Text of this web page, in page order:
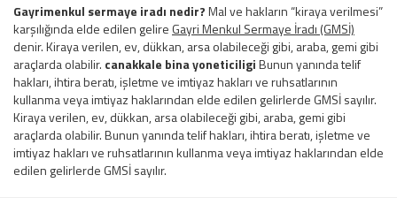
Gayrimenkul sermaye iradı nedir?Mal ve hakların “kiraya verilmesi”
karşılığında elde edilen gelire Gayri Menkul Sermaye İradı (GMSİ)
denir. Kiraya verilen, ev, dükkan, arsa olabileceği gibi, araba, gemi gibi
araçlarda olabilir. canakkale bina yoneticiligiBunun yanında telif
hakları, ihtira beratı, işletme ve imtiyaz hakları ve ruhsatlarının
kullanma veya imtiyaz haklarından elde edilen gelirlerde GMSİ sayılır.
Kiraya verilen, ev, dükkan, arsa olabileceği gibi, araba, gemi gibi
araçlarda olabilir. Bunun yanında telif hakları, ihtira beratı, işletme ve
imtiyaz hakları ve ruhsatlarının kullanma veya imtiyaz haklarından elde
edilen gelirlerde GMSİ sayılır.